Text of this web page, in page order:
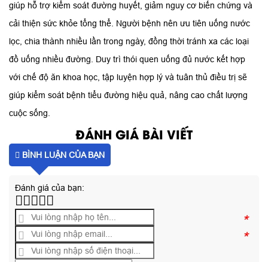
giúp hỗ trợ kiểm soát đường huyết, giảm nguy cơ biến chứng và
cải thiện sức khỏe tổng thể. Người bệnh nên ưu tiên uống nước
lọc, chia thành nhiều lần trong ngày, đồng thời tránh xa các loại
đồ uống nhiều đường. Duy trì thói quen uống đủ nước kết hợp
với chế độ ăn khoa học, tập luyện hợp lý và tuân thủ điều trị sẽ
giúp kiểm soát bệnh tiểu đường hiệu quả, nâng cao chất lượng
cuộc sống.
ĐÁNH GIÁ BÀI VIẾT
BÌNH LUẬN CỦA BẠN
Đánh giá của bạn:
*
*